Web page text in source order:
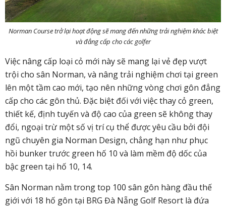
Norman Course trở lại hoạt động sẽ mang đến những trải nghiệm khác biệt
và đẳng cấp cho các golfer
Việc nâng cấp loại cỏ mới này sẽ mang lại vẻ đẹp vượt
trội cho sân Norman, và nâng trải nghiệm chơi tại green
lên một tầm cao mới, tạo nên những vòng chơi gôn đẳng
cấp cho các gôn thủ. Đặc biệt đối với việc thay cỏ green,
thiết kế, định tuyến và độ cao của green sẽ không thay
đổi, ngoại trừ một số vị trí cụ thể được yêu cầu bởi đội
ngũ chuyên gia Norman Design, chẳng hạn như phục
hồi bunker trước green hố 10 và làm mềm độ dốc của
bậc green tại hố 10, 14.
Sân Norman nằm trong top 100 sân gôn hàng đầu thế
giới với 18 hố gôn tại BRG Đà Nẵng Golf Resort là đứa